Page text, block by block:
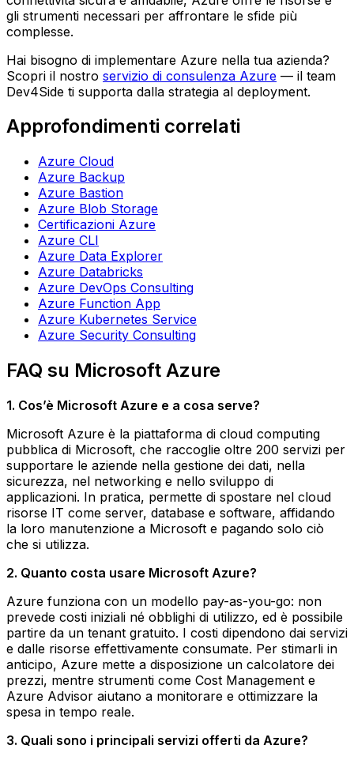
gli strumenti necessari per affrontare le sfide più
complesse.
Hai bisogno di implementare Azure nella tua azienda?
Scopri il nostro servizio di consulenza Azure — il team
Dev4Side ti supporta dalla strategia al deployment.
Approfondimenti correlati
Azure Cloud
Azure Backup
Azure Bastion
Azure Blob Storage
Certificazioni Azure
Azure CLI
Azure Data Explorer
Azure Databricks
Azure DevOps Consulting
Azure Function App
Azure Kubernetes Service
Azure Security Consulting
FAQ su Microsoft Azure
1. Cos’è Microsoft Azure e a cosa serve?
Microsoft Azure è la piattaforma di cloud computing
pubblica di Microsoft, che raccoglie oltre 200 servizi per
supportare le aziende nella gestione dei dati, nella
sicurezza, nel networking e nello sviluppo di
applicazioni. In pratica, permette di spostare nel cloud
risorse IT come server, database e software, affidando
la loro manutenzione a Microsoft e pagando solo ciò
che si utilizza.
2. Quanto costa usare Microsoft Azure?
Azure funziona con un modello pay-as-you-go: non
prevede costi iniziali né obblighi di utilizzo, ed è possibile
partire da un tenant gratuito. I costi dipendono dai servizi
e dalle risorse effettivamente consumate. Per stimarli in
anticipo, Azure mette a disposizione un calcolatore dei
prezzi, mentre strumenti come Cost Management e
Azure Advisor aiutano a monitorare e ottimizzare la
spesa in tempo reale.
3. Quali sono i principali servizi offerti da Azure?